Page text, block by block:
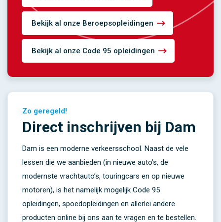
Bekijk al onze Beroepsopleidingen
Bekijk al onze Code 95 opleidingen
Zo geregeld!
Direct inschrijven bij Dam
Dam is een moderne verkeersschool. Naast de vele
lessen die we aanbieden (in nieuwe auto’s, de
modernste vrachtauto’s, touringcars en op nieuwe
motoren), is het namelijk mogelijk Code 95
opleidingen, spoedopleidingen en allerlei andere
producten online bij ons aan te vragen en te bestellen.